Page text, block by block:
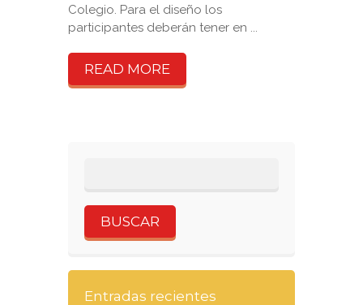
Colegio. Para el diseño los
participantes deberán tener en ...
READ MORE
Entradas recientes